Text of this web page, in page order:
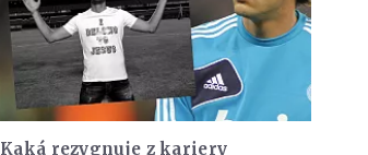
Kaká rezygnuje z kariery